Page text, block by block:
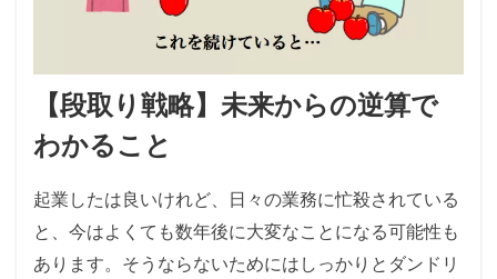
【段取り戦略】未来からの逆算で
わかること
起業したは良いけれど、日々の業務に忙殺されている
と、今はよくても数年後に大変なことになる可能性も
あります。そうならないためにはしっかりとダンドリ